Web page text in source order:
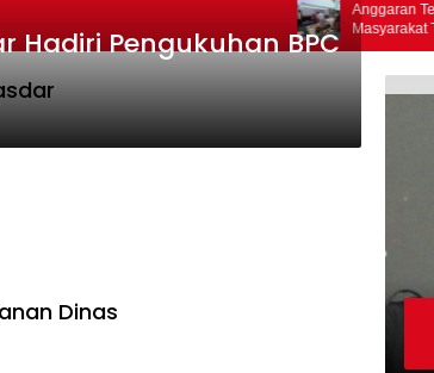
Anggaran
Masyarakat
Hadiri Pengukuhan BPC
Dinas